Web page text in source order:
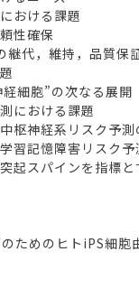
おける課題
性確保
代，維持，品質保
細胞”の次なる展開
における課題
神経系リスク予測
記憶障害リスク予
スパインを指標と
ためのヒトiPS細胞